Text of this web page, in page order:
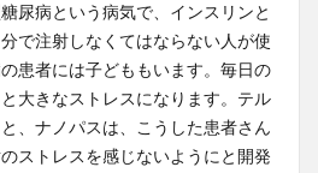
尿病という病気で、インスリンと
で注射しなくてはならない人が使
患者には子どももいます。毎日の
大きなストレスになります。テル
、ナノパスは、こうした患者さん
ストレスを感じないようにと開発